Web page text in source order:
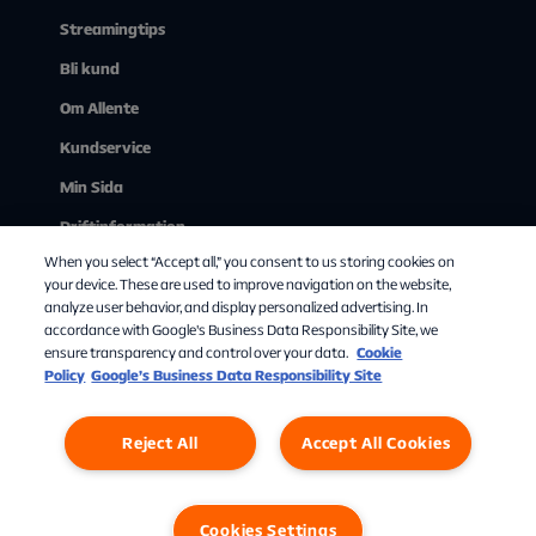
Streamingtips
Bli kund
Om Allente
Kundservice
Min Sida
Driftinformation
Se på tv via webben
Personuppgifter CookiesCookies Settings
When you select “Accept all,” you consent to us storing cookies on
your device. These are used to improve navigation on the website,
analyze user behavior, and display personalized advertising. In
accordance with Google's Business Data Responsibility Site, we
ensure transparency and control over your data. Cookie
Policy Google’s Business Data Responsibility Site
Accept All Cookies
Reject All
Cookies Settings